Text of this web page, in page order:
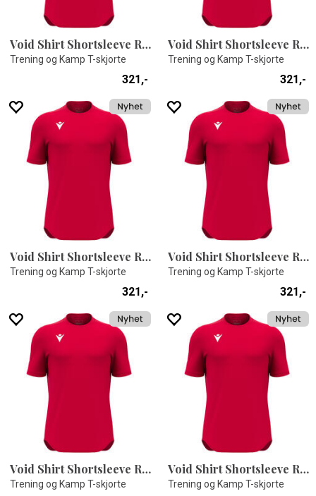
Void Shirt Shortsleeve RED XXS
Trening og Kamp T-skjorte
321,-
Void Shirt Shortsleeve RED XXL
Trening og Kamp T-skjorte
321,-
Void Shirt Shortsleeve RED XS
Trening og Kamp T-skjorte
321,-
Void Shirt Shortsleeve RED XL
Trening og Kamp T-skjorte
321,-
Void Shirt Shortsleeve RED S
Trening og Kamp T-skjorte
Void Shirt Shortsleeve RED M
Trening og Kamp T-skjorte